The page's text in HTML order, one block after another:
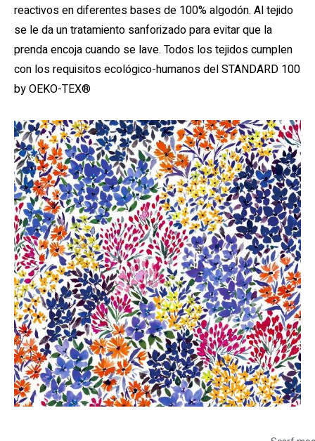
reactivos en diferentes bases de 100% algodón. Al tejido
se le da un tratamiento sanforizado para evitar que la
prenda encoja cuando se lave. Todos los tejidos cumplen
con los requisitos ecológico-humanos del STANDARD 100
by OEKO-TEX®